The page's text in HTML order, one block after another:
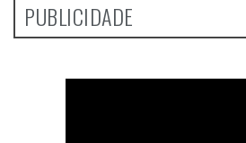
PUBLICIDADE